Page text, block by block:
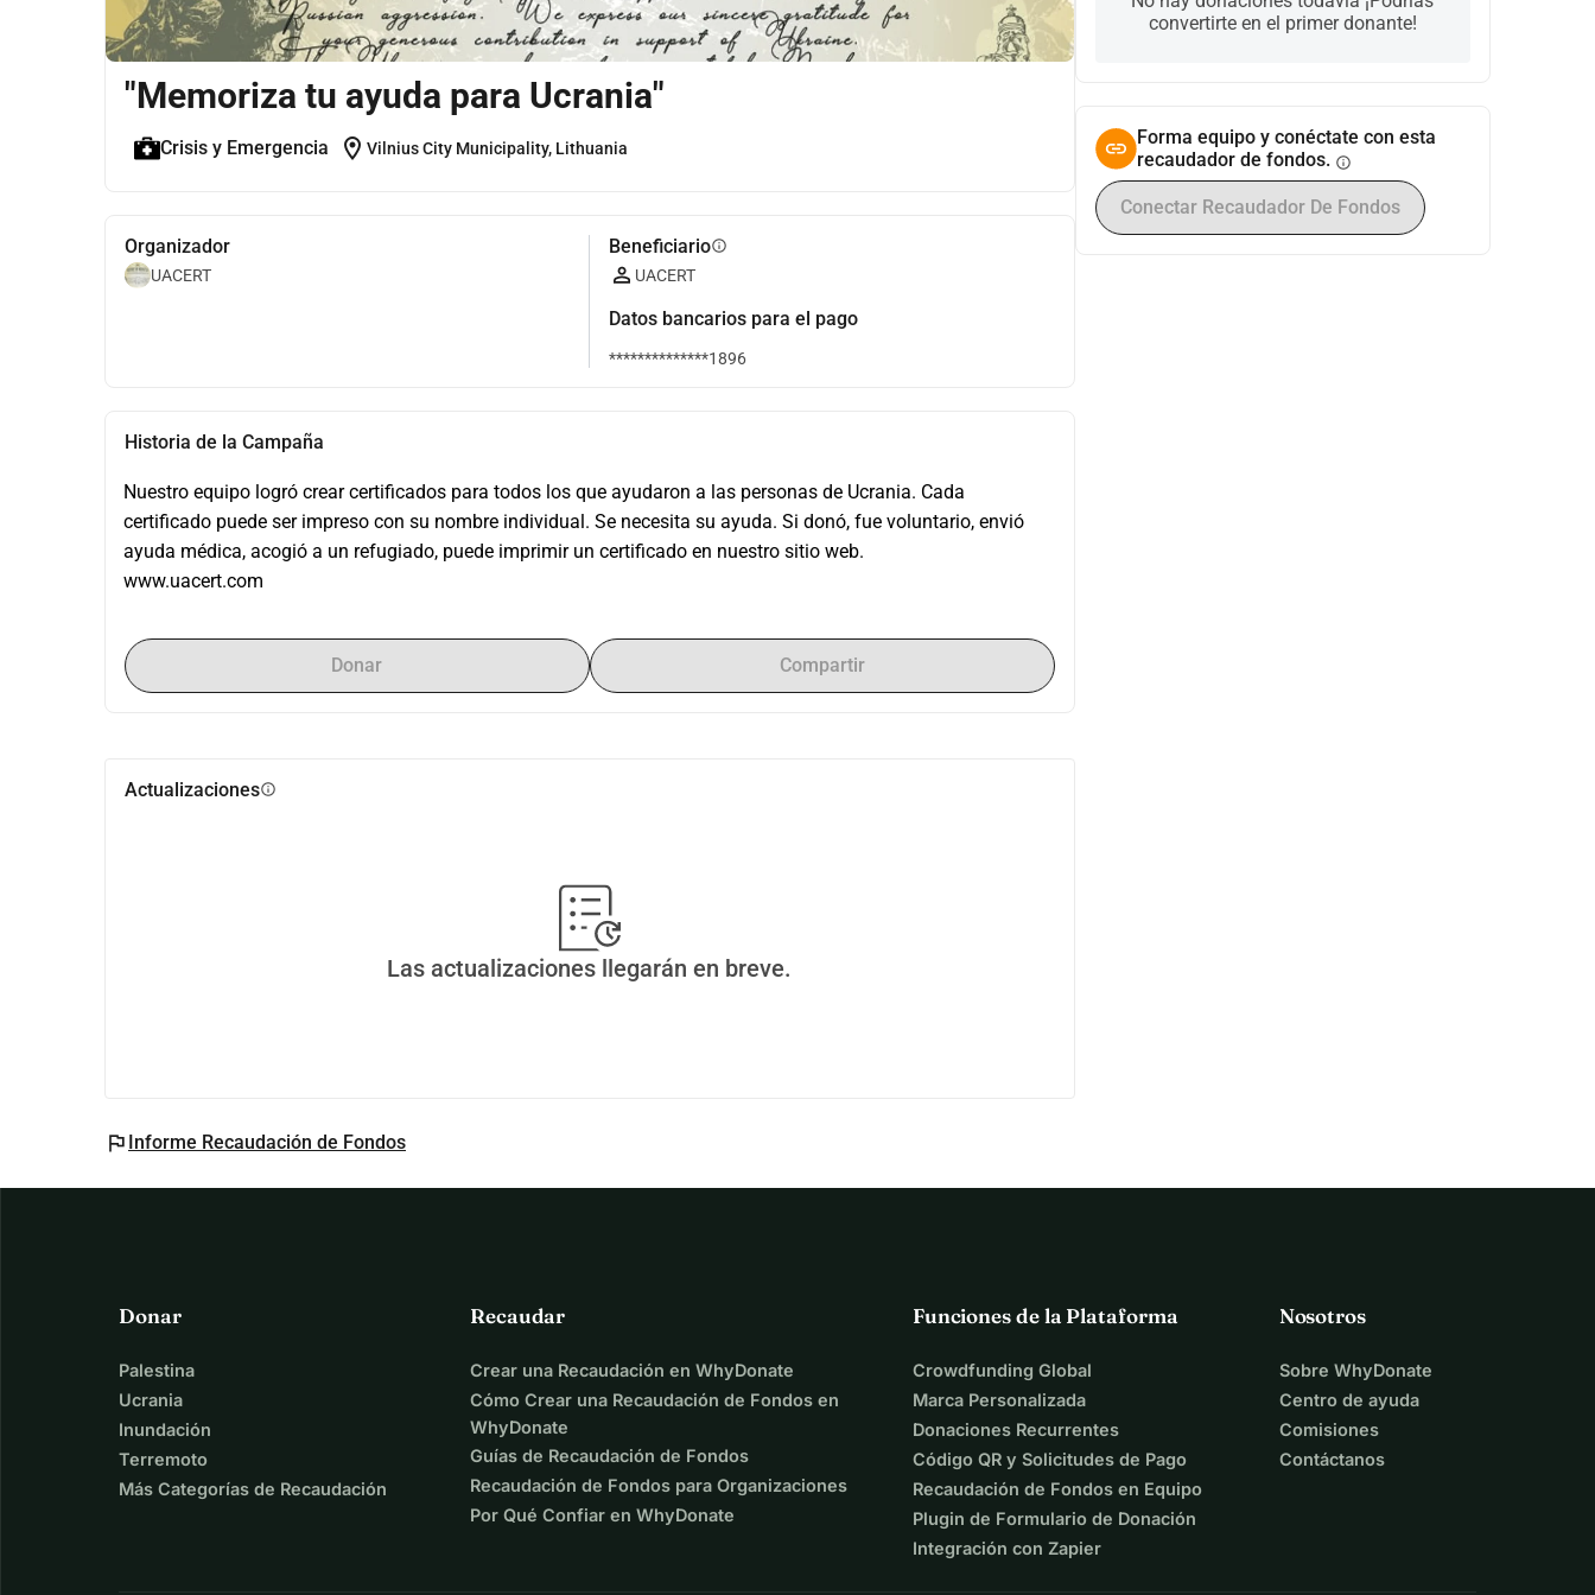
"Memoriza tu ayuda para Ucrania"
Crisis y Emergencia location_on Vilnius City Municipality, Lithuania
Organizador
UACERT
Beneficiarioinfo
UACERT
Datos bancarios para el pago
**************1896
Historia de la Campaña
Nuestro equipo logró crear certificados para todos los que ayudaron a las personas de Ucrania. Cada
certificado puede ser impreso con su nombre individual. Se necesita su ayuda. Si donó, fue voluntario, envió
ayuda médica, acogió a un refugiado, puede imprimir un certificado en nuestro sitio web.
www.uacert.com
Donar Compartir
Actualizacionesinfo
Las actualizaciones llegarán en breve.
flag Informe Recaudación de Fondos
convertirte en el primer donante!
Forma equipo y conéctate con esta
recaudador de fondos. info
Conectar Recaudador De Fondos
Donar
Palestina
Ucrania
Inundación
Terremoto
Más Categorías de Recaudación
Recaudar
Crear una Recaudación en WhyDonate
Cómo Crear una Recaudación de Fondos en
WhyDonate
Guías de Recaudación de Fondos
Recaudación de Fondos para Organizaciones
Por Qué Confiar en WhyDonate
Funciones de la Plataforma
Crowdfunding Global
Marca Personalizada
Donaciones Recurrentes
Código QR y Solicitudes de Pago
Recaudación de Fondos en Equipo
Plugin de Formulario de Donación
Integración con Zapier
Nosotros
Sobre WhyDonate
Centro de ayuda
Comisiones
Contáctanos